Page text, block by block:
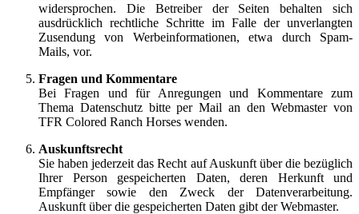
widersprochen. Die Betreiber der Seiten behalten sich
ausdrücklich rechtliche Schritte im Falle der unverlangten
Zusendung von Werbeinformationen, etwa durch Spam-
Mails, vor.
Fragen und Kommentare
Bei Fragen und für Anregungen und Kommentare zum
Thema Datenschutz bitte per Mail an den Webmaster von
TFR Colored Ranch Horses wenden.
Auskunftsrecht
Sie haben jederzeit das Recht auf Auskunft über die bezüglich
Ihrer Person gespeicherten Daten, deren Herkunft und
Empfänger sowie den Zweck der Datenverarbeitung.
Auskunft über die gespeicherten Daten gibt der Webmaster.